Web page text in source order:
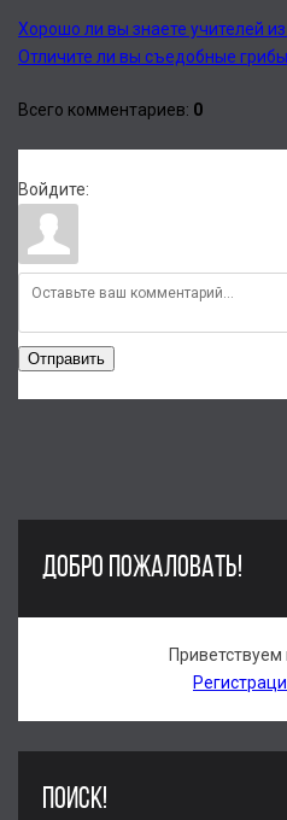
Хорошо ли вы знаете учителей
Отличите ли вы съедобные
Всего комментариев: 0
Войдите:
Отправить
ДОБРО ПОЖАЛОВАТЬ!
Приветствуем
ПОИСК!